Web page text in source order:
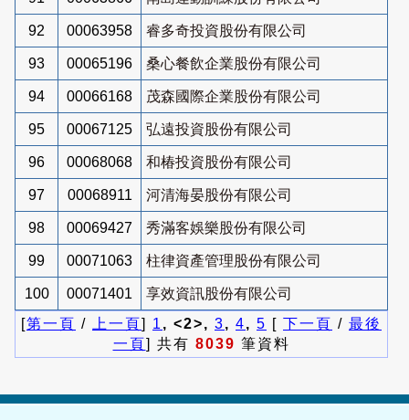
92 00063958 睿多奇投資股份有限公司
93 00065196 桑心餐飲企業股份有限公司
94 00066168 茂森國際企業股份有限公司
95 00067125 弘遠投資股份有限公司
96 00068068 和椿投資股份有限公司
97 00068911 河清海晏股份有限公司
98 00069427 秀滿客娛樂股份有限公司
99 00071063 柱律資產管理股份有限公司
100 00071401
享效資訊股份有限公司
[第一頁 / 上一頁] 1 , <2>, 3, 4, 5 [ 下一頁 / 最後
一頁] 共有 8039 筆資料